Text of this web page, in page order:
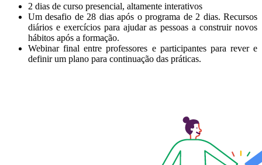
2 dias de curso presencial, altamente interativos
Um desafio de 28 dias após o programa de 2 dias. Recursos
diários e exercícios para ajudar as pessoas a construir novos
hábitos após a formação.
Webinar final entre professores e participantes para rever e
definir um plano para continuação das práticas.